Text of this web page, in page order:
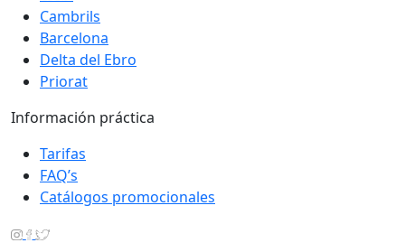
Cambrils
Barcelona
Delta del Ebro
Priorat
Información práctica
Tarifas
FAQ’s
Catálogos promocionales